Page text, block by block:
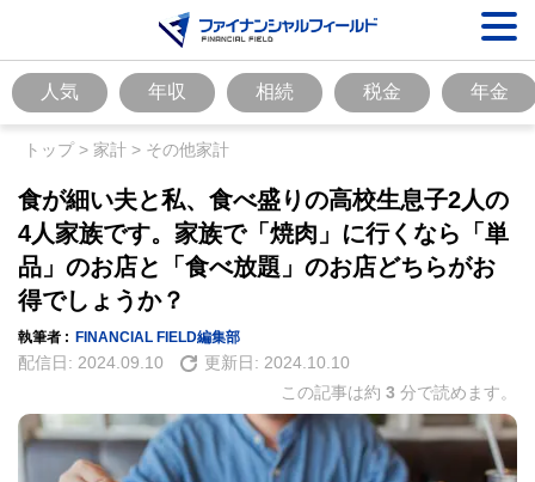
人気 年収 相続 税金 年金
トップ> 家計 > その他家計
食が細い夫と私、食べ盛りの高校生息子2人の
4人家族です。家族で「焼肉」に行くなら「単
品」のお店と「食べ放題」のお店どちらがお
得でしょうか？
執筆者 : FINANCIAL FIELD編集部
配信日: 2024.09.10 更新日: 2024.10.10
この記事は約 3 分で読めます。